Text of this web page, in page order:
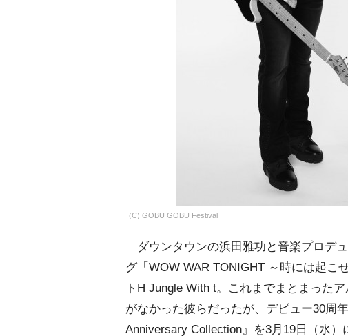
(C) GOBU GOBU Festival
ダウンタウンの浜田雅功と音楽プロデ
グ「WOW WAR TONIGHT ～時には起こ
トH Jungle With t。これまでまとまった
がなかった彼らだったが、デビュー30周
Anniversary Collection』を3月19日（水